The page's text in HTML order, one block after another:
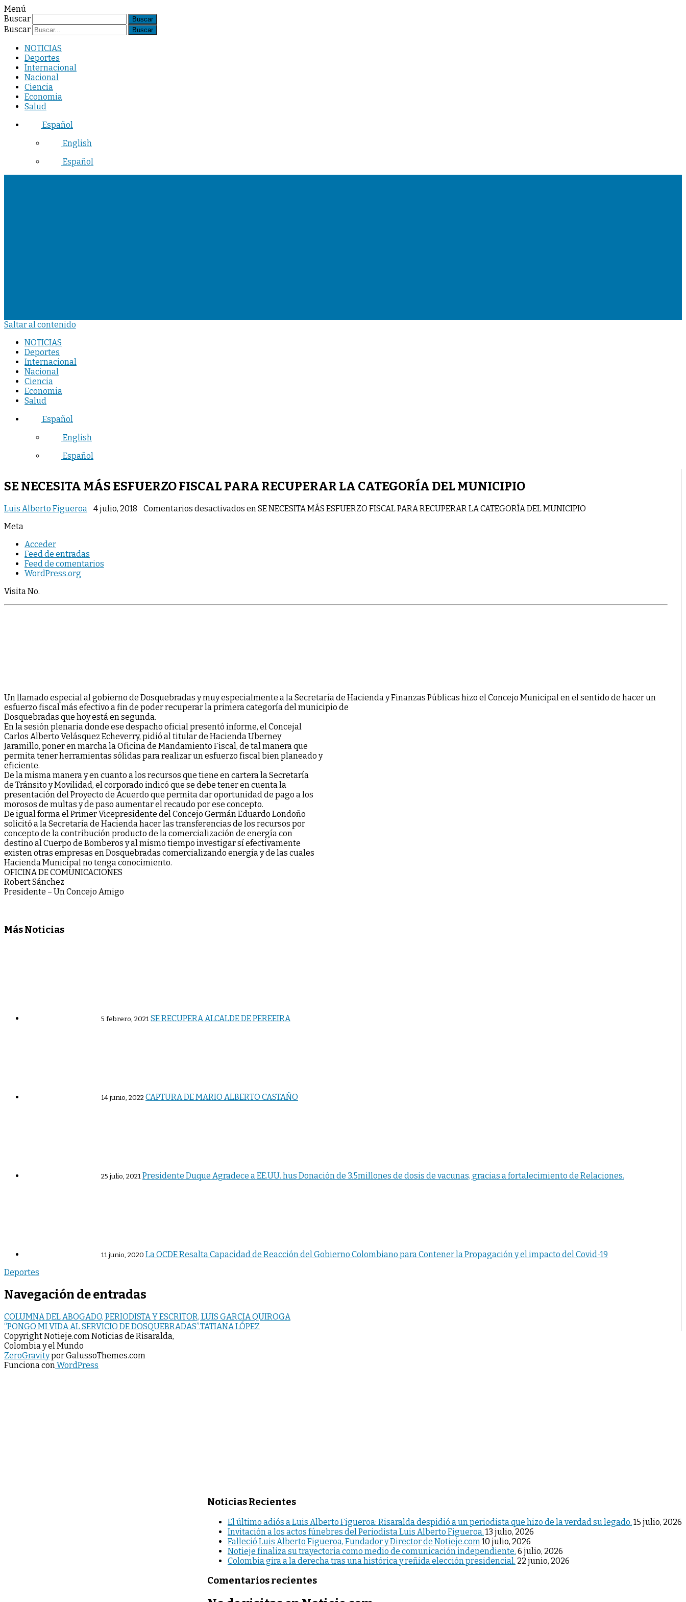
Menú
Buscar
Buscar
NOTICIAS
Deportes
Internacional
Nacional
Ciencia
Economia
Salud
Español
English
Español
Saltar al contenido
NOTICIAS
Deportes
Internacional
Nacional
Ciencia
Economia
Salud
Español
English
Español
SE NECESITA MÁS ESFUERZO FISCAL PARA RECUPERAR LA CATEGORÍA DEL MUNICIPIO
Luis Alberto Figueroa 4 julio, 2018 Comentarios desactivados en SE NECESITA MÁS ESFUERZO FISCAL PARA RECUPERAR LA CATEGORÍA DEL MUNICIPIO
Meta
Acceder
Feed de entradas
Feed de comentarios
WordPress.org
Visita No.
Un llamado especial al gobierno de Dosquebradas y muy especialmente a la Secretaría de Hacienda y Finanzas Públicas hizo el Concejo Municipal en el sentido de hacer un
esfuerzo fiscal más efectivo a fin de poder recuperar la primera categoría del municipio de
Dosquebradas que hoy está en segunda.
En la sesión plenaria donde ese despacho oficial presentó informe, el Concejal
Carlos Alberto Velásquez Echeverry, pidió al titular de Hacienda Uberney
Jaramillo, poner en marcha la Oficina de Mandamiento Fiscal, de tal manera que
permita tener herramientas sólidas para realizar un esfuerzo fiscal bien planeado y
eficiente.
De la misma manera y en cuanto a los recursos que tiene en cartera la Secretaría
de Tránsito y Movilidad, el corporado indicó que se debe tener en cuenta la
presentación del Proyecto de Acuerdo que permita dar oportunidad de pago a los
morosos de multas y de paso aumentar el recaudo por ese concepto.
De igual forma el Primer Vicepresidente del Concejo Germán Eduardo Londoño
solicitó a la Secretaría de Hacienda hacer las transferencias de los recursos por
concepto de la contribución producto de la comercialización de energía con
destino al Cuerpo de Bomberos y al mismo tiempo investigar sí efectivamente
existen otras empresas en Dosquebradas comercializando energía y de las cuales
Hacienda Municipal no tenga conocimiento.
OFICINA DE COMUNICACIONES
Robert Sánchez
Presidente – Un Concejo Amigo
Más Noticias
5 febrero, 2021SE RECUPERA ALCALDE DE PEREEIRA
14 junio, 2022CAPTURA DE MARIO ALBERTO CASTAÑO
25 julio, 2021Presidente Duque Agradece a EE.UU. hus Donación de 3.5millones de dosis de vacunas, gracias a fortalecimiento de Relaciones.
11 junio, 2020 La OCDE Resalta Capacidad de Reacción del Gobierno Colombiano para Contener la Propagación y el impacto del Covid-19
Deportes
Navegación de entradas
COLUMNA DEL ABOGADO, PERIODISTA Y ESCRITOR, LUIS GARCIA QUIROGA
“PONGO MI VIDA AL SERVICIO DE DOSQUEBRADAS”.TATIANA LÓPEZ
Noticias Recientes
El último adiós a Luis Alberto Figueroa: Risaralda despidió a un periodista que hizo de la verdad su legado. 15 julio, 2026
Invitación a los actos fúnebres del Periodista Luis Alberto Figueroa. 13 julio, 2026
Falleció Luis Alberto Figueroa, Fundador y Director de Notieje.com 10 julio, 2026
Notieje finaliza su trayectoria como medio de comunicación independiente. 6 julio, 2026
Colombia gira a la derecha tras una histórica y reñida elección presidencial. 22 junio, 2026
Comentarios recientes
Copyright Notieje.com Noticias de Risaralda,
Colombia y el Mundo
ZeroGravitypor GalussoThemes.com
Funciona conWordPress